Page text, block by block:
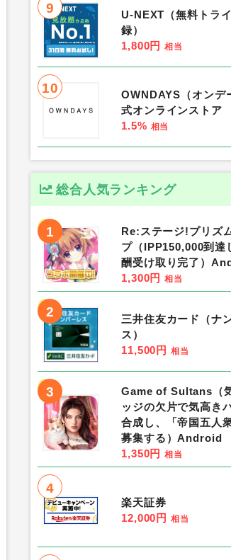
9
U-NEXT（無料トラ
録）
1,800円 相当
10
OWNDAYS（オンデ
式オンラインストア
1.5% 相当
総合人気ランキング
1
Re:ステージ!プリズ
プ（IPP150,000到達
酬受け取り完了）
1,300円 相当
2
三井住友カード（ナ
ス）
11,500円 相当
3
Game of Sultans（
ッジの欠片で気高き
合成し、「帝国五人
募集する）Android
1,350円 相当
4
楽天証券
12,000円 相当